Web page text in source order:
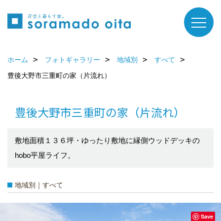
ホーム フォトギャラリー 地域別
すべて
豊後大野市三重町の家（片流れ）
豊後大野市三重町の家（片流れ）
敷地面積１３６坪・ゆったり敷地に縁側ウッドデッキの
hobo平屋ライフ。
地域別｜すべて
Save